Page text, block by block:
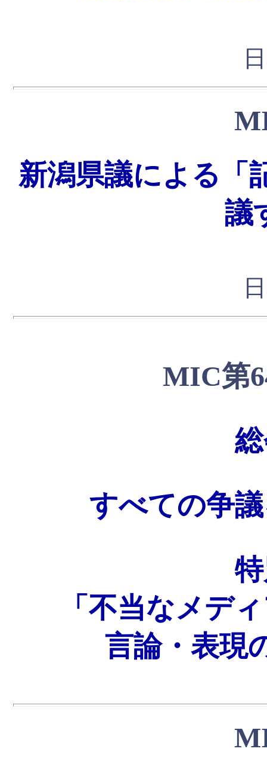
新潟県議による「
議
MIC第
すべての争
「不当なメデ
言論・表現